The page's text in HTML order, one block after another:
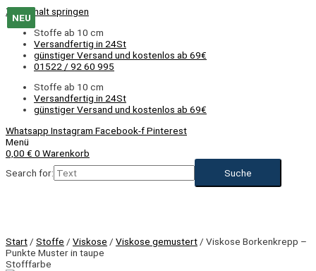
Zum Inhalt springen
Stoffe ab 10 cm
Versandfertig in 24St
günstiger Versand und kostenlos ab 69€
01522 / 92 60 995
Stoffe ab 10 cm
Versandfertig in 24St
günstiger Versand und kostenlos ab 69€
Whatsapp Instagram Facebook-fPinterest
Menü
0,00 € 0 Warenkorb
Search for:
Start / Stoffe / Viskose / Viskose gemustert / Viskose Borkenkrepp –
Punkte Muster in taupe
Stofffarbe
NEU
NEU
NEU
NEU
NEU